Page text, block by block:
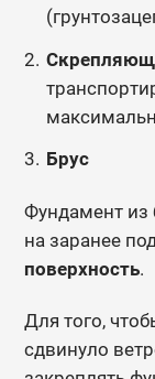
Брус
Фундамент из
на заранее
поверхность.
Для того,
сдвинуло